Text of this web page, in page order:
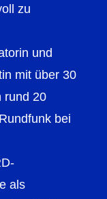
zu
und
mit über 30
rund 20
bei
als